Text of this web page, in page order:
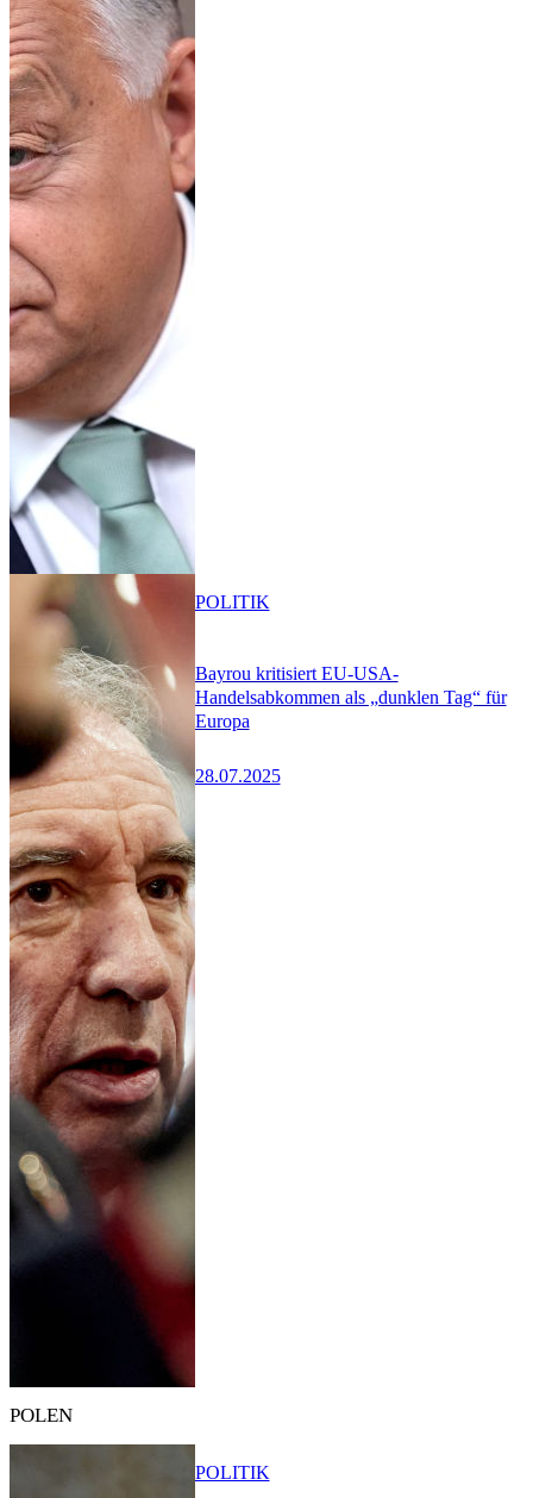
Bayrou kritisiert EU-USA-
Handelsabkommen als „dunklen Tag“ für
Europa
28.07.2025
POLITIK
POLEN
POLITIK